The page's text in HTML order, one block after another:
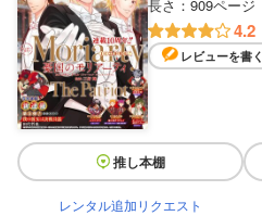
長さ： 909ページ
4.2
レビューを書く
推し本棚
レンタル追加リクエスト